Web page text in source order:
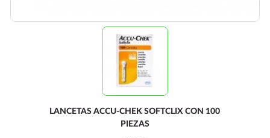
LANCETAS ACCU-CHEK SOFTCLIX CON 100
PIEZAS